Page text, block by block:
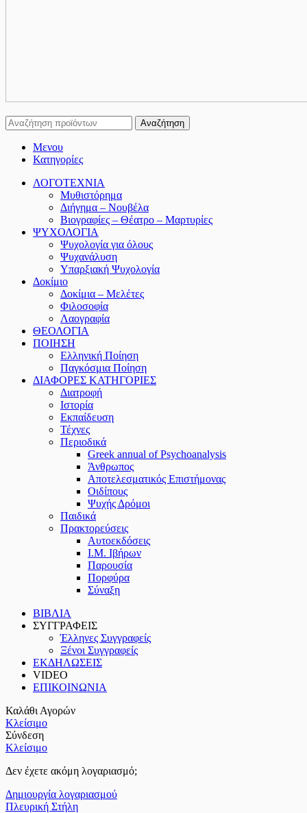
Αναζήτηση
Μενου
Κατηγορίες
ΛΟΓΟΤΕΧΝΙΑ
Μυθιστόρημα
Διήγημα – Νουβέλα
Βιογραφίες – Θέατρο – Μαρτυρίες
ΨΥΧΟΛΟΓΙΑ
Ψυχολογία για όλους
Ψυχανάλυση
Υπαρξιακή Ψυχολογία
Δοκίμιο
Δοκίμια – Μελέτες
Φιλοσοφία
Λαογραφία
ΘΕΟΛΟΓΙΑ
ΠΟΙΗΣΗ
Ελληνική Ποίηση
Παγκόσμια Ποίηση
ΔΙΑΦΟΡΕΣ ΚΑΤΗΓΟΡΙΕΣ
Διατροφή
Ιστορία
Εκπαίδευση
Τέχνες
Περιοδικά
Greek annual of Psychoanalysis
Άνθρωπος
Αποτελεσματικός Επιστήμονας
Οιδίπους
Ψυχής Δρόμοι
Παιδικά
Πρακτoρεύσεις
Αυτοεκδόσεις
Ι.Μ. Ιβήρων
Παρουσία
Πορφύρα
Σύναξη
ΒΙΒΛΙΑ
ΣΥΓΓΡΑΦΕΙΣ
Έλληνες Συγγραφείς
Ξένοι Συγγραφείς
ΕΚΔΗΛΩΣΕΙΣ
VIDEO
ΕΠΙΚΟΙΝΩΝΙΑ
Καλάθι Αγορών
Κλείσιμο
Σύνδεση
Κλείσιμο
Δεν έχετε ακόμη λογαριασμό;
Δημιουργία λογαριασμού
Πλευρική Στήλη